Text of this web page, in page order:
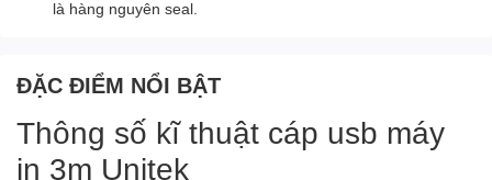
là hàng nguyên seal.
ĐẶC ĐIỂM NỔI BẬT
Thông số kĩ thuật cáp usb máy
in 3m Unitek